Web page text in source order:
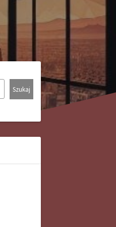
Szukaj